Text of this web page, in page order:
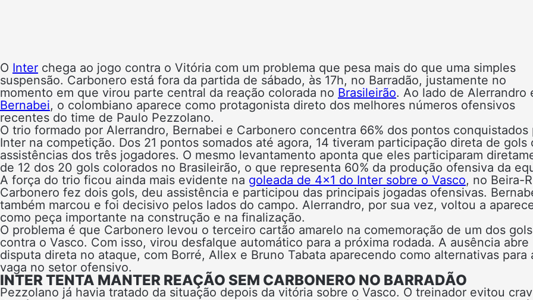
O Inter chega ao jogo contra o Vitória com um problema que pesa mais do que uma simples
suspensão. Carbonero está fora da partida de sábado, às 17h, no Barradão, justamente no
momento em que virou parte central da reação colorada no Brasileirão. Ao lado de Alerrandro
Bernabei, o colombiano aparece como protagonista direto dos melhores números ofensivos
recentes do time de Paulo Pezzolano.
O trio formado por Alerrandro, Bernabei e Carbonero concentra 66% dos pontos conquistados
Inter na competição. Dos 21 pontos somados até agora, 14 tiveram participação direta de gols
assistências dos três jogadores. O mesmo levantamento aponta que eles participaram
de 12 dos 20 gols colorados no Brasileirão, o que representa 60% da produção ofensiva da
A força do trio ficou ainda mais evidente na goleada de 4×1 do Inter sobre o Vasco, no Beira-
Carbonero fez dois gols, deu assistência e participou das principais jogadas ofensivas.
também marcou e foi decisivo pelos lados do campo. Alerrandro, por sua vez, voltou a
como peça importante na construção e na finalização.
O problema é que Carbonero levou o terceiro cartão amarelo na comemoração de um dos gols
contra o Vasco. Com isso, virou desfalque automático para a próxima rodada. A ausência abre
disputa direta no ataque, com Borré, Allex e Bruno Tabata aparecendo como alternativas para
vaga no setor ofensivo.
INTER TENTA MANTER REAÇÃO SEM CARBONERO NO BARRADÃO
Pezzolano já havia tratado da situação depois da vitória sobre o Vasco. O treinador evitou